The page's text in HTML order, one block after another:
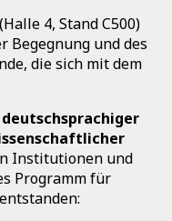
4, Stand C500)
und des
die sich mit dem
Institutionen und
Programm für